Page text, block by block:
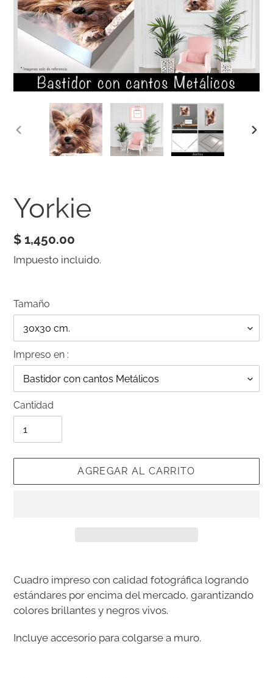
ANTERIOR
DIAPOSITIVA
Yorkie
Precio
habitual
$ 1,450.00
Impuesto incluido.
Tamaño
Impreso en :
Cantidad
AGREGAR AL CARRITO
el
producto
a
carrito
Cuadro impreso con calidad fotográfica logrando
estándares por encima del mercado, garantizando
colores brillantes y negros vivos.
Incluye accesorio para colgarse a muro.